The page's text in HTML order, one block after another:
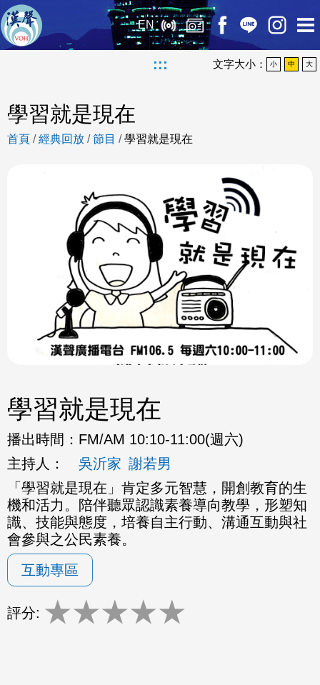
EN
::: 文字大小： 小 中 大
學習就是現在
首頁 /經典回放 /節目 /學習就是現在
學習就是現在
播出時間： FM/AM 10:10-11:00(週六)
主持人：
吳沂家 謝若男
「學習就是現在」肯定多元智慧，開創教育的生
機和活力。 陪伴聽眾認識素養導向教學，形塑知
識、技能與態度， 培養自主行動、溝通互動與社
會參與之公民素養。
互動專區
評分: ★★★★★